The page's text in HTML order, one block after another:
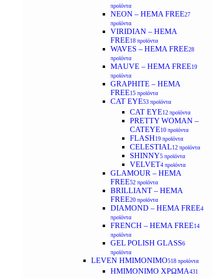
προϊόντα
NEON – HEMA FREE27
προϊόντα
VIRIDIAN – HEMA
FREE18 προϊόντα
WAVES – HEMA FREE28
προϊόντα
MAUVE – HEMA FREE19
προϊόντα
GRAPHITE – HEMA
FREE15 προϊόντα
CAT EYE53 προϊόντα
CAT EYE12 προϊόντα
PRETTY WOMAN –
CATEYE10 προϊόντα
FLASH19 προϊόντα
CELESTIAL12 προϊόντα
SHINNY5 προϊόντα
VELVET4 προϊόντα
GLAMOUR – HEMA
FREE52 προϊόντα
BRILLIANT – HEMA
FREE20 προϊόντα
DIAMOND – HEMA FREE4
προϊόντα
FRENCH – HEMA FREE14
προϊόντα
GEL POLISH GLASS6
προϊόντα
LEVEN ΗΜΙΜΟΝΙΜΟ518 προϊόντα
ΗΜΙΜΟΝΙΜΟ ΧΡΩΜΑ431